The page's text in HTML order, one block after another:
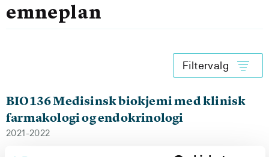
emneplan
Filtervalg
BIO136 Medisinsk biokjemi med klinisk
farmakologi og endokrinologi
2021-2022